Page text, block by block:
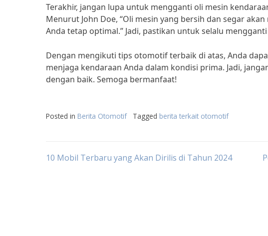
Terakhir, jangan lupa untuk mengganti oli mesin
Menurut John Doe, “Oli mesin yang bersih dan segar
Anda tetap optimal.” Jadi, pastikan untuk selalu
Dengan mengikuti tips otomotif terbaik di atas, Anda
menjaga kendaraan Anda dalam kondisi prima. Jadi,
dengan baik. Semoga bermanfaat!
Posted in Berita Otomotif Tagged berita terkait otomotif
Post
10 Mobil Terbaru yang Akan Dirilis di Tahun 2024